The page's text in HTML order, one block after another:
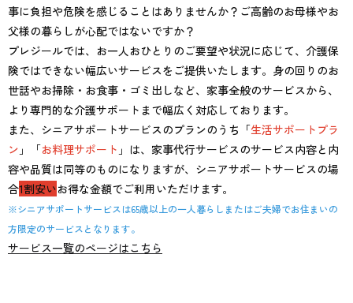
事に負担や危険を感じることはありませんか？ご高齢のお母様やお
父様の暮らしが心配ではないですか？
プレジールでは、お一人おひとりのご要望や状況に応じて、介護保
険ではできない幅広いサービスをご提供いたします。身の回りのお
世話やお掃除・お食事・ゴミ出しなど、家事全般のサービスから、
より専門的な介護サポートまで幅広く対応しております。
また、シニアサポートサービスのプランのうち「生活サポートプラ
ン 」「お料理サポート 」は、家事代行サービスのサービス内容と内
容や品質は同等のものになりますが、シニアサポートサービスの場
合1割安いお得な金額でご利用いただけます。
※シニアサポートサービスは65歳以上の一人暮らしまたはご夫婦でお住まいの
方限定のサービスとなります。
サービス一覧のページはこちら